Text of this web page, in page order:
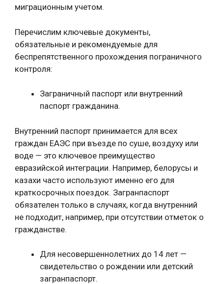
миграционным учетом.
Перечислим ключевые документы,
обязательные и рекомендуемые для
беспрепятственного прохождения пограничного
контроля:
Заграничный паспорт или внутренний
паспорт гражданина.
Внутренний паспорт принимается для всех
граждан ЕАЭС при въезде по суше, воздуху или
воде — это ключевое преимущество
евразийской интеграции. Например, белорусы и
казахи часто используют именно его для
краткосрочных поездок. Загранпаспорт
обязателен только в случаях, когда внутренний
не подходит, например, при отсутствии отметок о
гражданстве.
Для несовершеннолетних до 14 лет —
свидетельство о рождении или детский
загранпаспорт.